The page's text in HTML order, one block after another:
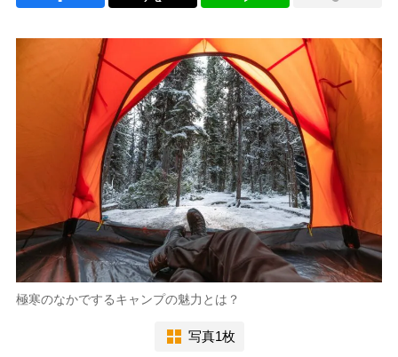
極寒のなかでするキャンプの魅力とは？
写真1枚